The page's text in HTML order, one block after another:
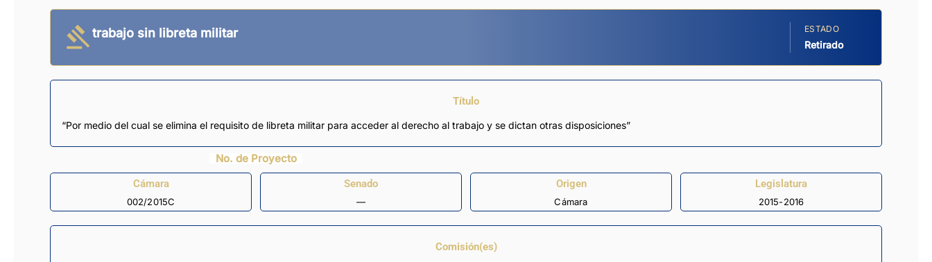
trabajo sin libreta militar ESTADO
Retirado
Título
“Por medio del cual se elimina el requisito de libreta militar para acceder al derecho al trabajo y se dictan otras disposiciones”
No. de Proyecto
Cámara
002/2015C
Senado
—
Origen
Cámara
Legislatura
2015-2016
Comisión(es)